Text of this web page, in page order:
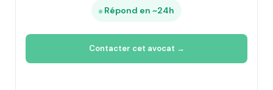
Répond en ~24h
Contacter cet avocat →